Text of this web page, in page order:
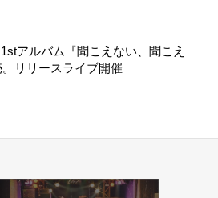
アルバム『聞こえない、聞こえ
リリースライブ開催